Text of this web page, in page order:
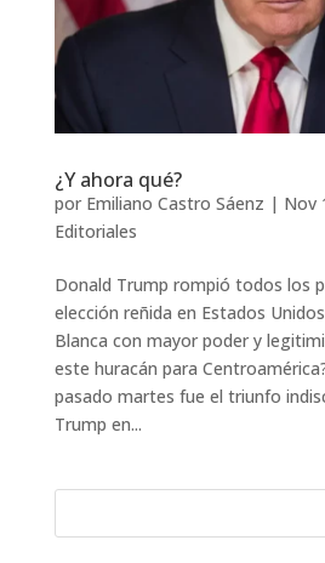
¿Y ahora qué?
por Emiliano Castro Sáenz | Nov
Editoriales
Donald Trump rompió todos los
elección reñida en Estados
Blanca con mayor poder y
este huracán para
pasado martes fue el triunfo
Trump en...